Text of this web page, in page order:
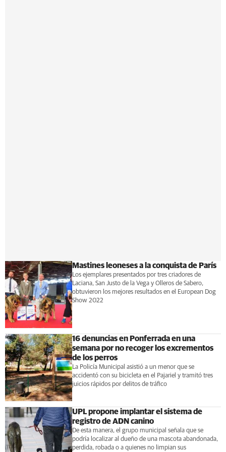
Mastines leoneses a la conquista de París
Los ejemplares presentados por tres criadores de
Laciana, San Justo de la Vega y Olleros de Sabero,
obtuvieron los mejores resultados en el European Dog
Show 2022
16 denuncias en Ponferrada en una
semana por no recoger los excrementos
de los perros
La Policía Municipal asistió a un menor que se
accidentó con su bicicleta en el Pajariel y tramitó tres
juicios rápidos por delitos de tráfico
UPL propone implantar el sistema de
registro de ADN canino
De esta manera, el grupo municipal señala que se
podría localizar al dueño de una mascota abandonada,
perdida, robada o a quienes no limpian sus